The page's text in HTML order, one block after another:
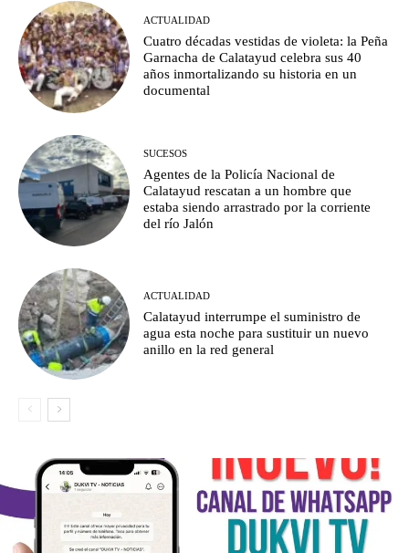
ACTUALIDAD
Cuatro décadas vestidas de violeta: la Peña
Garnacha de Calatayud celebra sus 40
años inmortalizando su historia en un
documental
SUCESOS
Agentes de la Policía Nacional de
Calatayud rescatan a un hombre que
estaba siendo arrastrado por la corriente
del río Jalón
ACTUALIDAD
Calatayud interrumpe el suministro de
agua esta noche para sustituir un nuevo
anillo en la red general